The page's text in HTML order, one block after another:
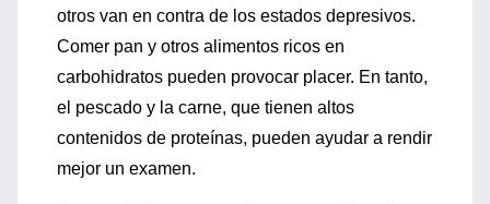
otros van en contra de los estados depresivos.
Comer pan y otros alimentos ricos en
carbohidratos pueden provocar placer. En tanto,
el pescado y la carne, que tienen altos
contenidos de proteínas, pueden ayudar a rendir
mejor un examen.